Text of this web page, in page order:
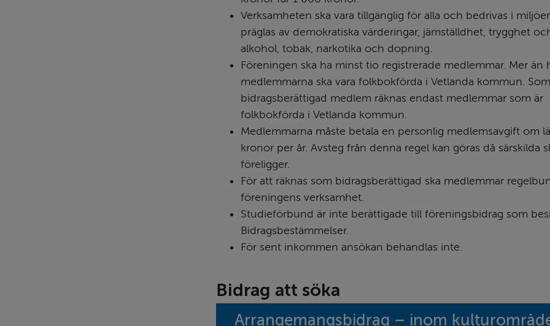
Verksamheten ska vara tillgänglig för alla och bedrivas i
präglas av demokratiska värderingar, jämställdhet, trygghet
alkohol, tobak, narkotika och dopning.
Föreningen ska ha minst tio registrerade medlemmar. Mer än
medlemmarna ska vara folkbokförda i Vetlanda kommun. Som
bidragsberättigad medlem räknas endast medlemmar som är
folkbokförda i Vetlanda kommun.
Medlemmarna måste betala en personlig medlemsavgift om
kronor per år. Avsteg från denna regel kan göras då särskilda
föreligger.
För att räknas som bidragsberättigad ska medlemmar
föreningens verksamhet.
Studieförbund är inte berättigade till föreningsbidrag som
Bidragsbestämmelser.
För sent inkommen ansökan behandlas inte.
Bidrag att söka
Arrangemangsbidrag – inom